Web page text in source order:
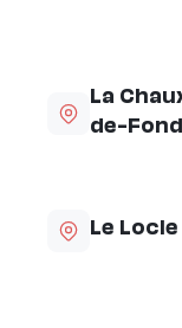
La
de-
Le Locle